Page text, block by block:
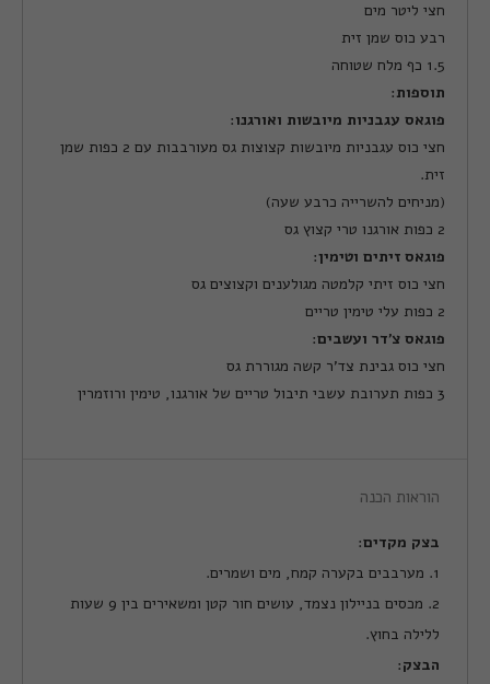
חצי ליטר מים
רבע כוס שמן זית
1.5 כף מלח שטוחה
תוספות:
פוגאס עגבניות מיובשות ואורגנו:
חצי כוס עגבניות מיובשות קצוצות גס מעורבבות עם 2 כפות שמן
זית.
(מניחים להשרייה כרבע שעה)
2 כפות אורגנו טרי קצוץ גס
פוגאס זיתים וטימין:
חצי כוס זיתי קלמטה מגולענים וקצוצים גס
2 כפות עלי טימין טריים
פוגאס צ'דר ועשבים:
חצי כוס גבינת צד'ר קשה מגוררת גס
3 כפות תערובת עשבי תיבול טריים של אורגנו, טימין ורוזמרין
הוראות הכנה
בצק מקדים:
1. מערבבים בקערה קמח, מים ושמרים.
2. מכסים בניילון נצמד, עושים חור קטן ומשאירים בין 9 שעות
ללילה בחוץ.
הבצק: